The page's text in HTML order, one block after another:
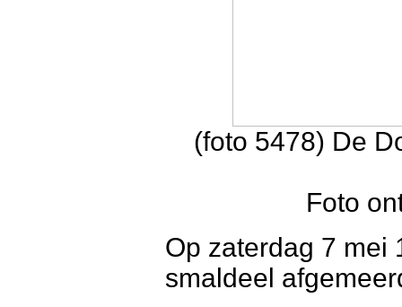
(foto 5478) De
Foto
Op zaterdag 7 mei
smaldeel